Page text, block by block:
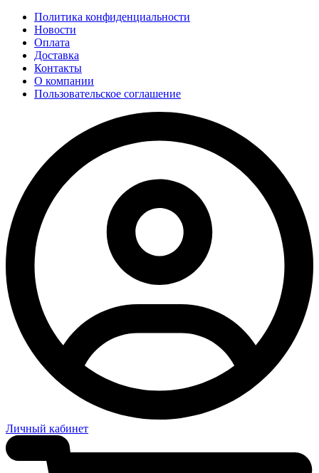
Политика конфиденциальности
Новости
Оплата
Доставка
Контакты
О компании
Пользовательское соглашение
Личный кабинет